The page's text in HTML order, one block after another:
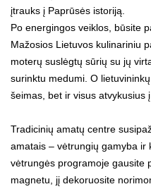
įtrauks į Paprūsės istoriją.
Po energingos veiklos, būsite
Mažosios Lietuvos kulinariniu
moterų suslėgtų sūrių su jų
surinktu medumi. O
šeimas, bet ir visus atvykusius
Tradicinių amatų centre
amatais – vėtrungių gamyba ir
vėtrungės programoje gausite
magnetu, jį dekoruosite